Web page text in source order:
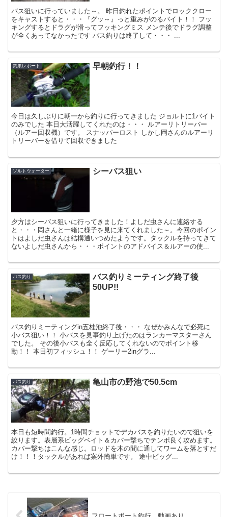
バス狙いに行っていました～。 昨日釣れたポイントでロッククロー
をキャストすると・・・『グッ～』っと重みがのるバイト！！ フッ
キングするとドラグが滑ってフッキングミス メンテ後でドラグ調整
が全くあってなかったです バス釣りは終了して・・・ ...
釣果レポート 早朝釣行！！
今日は久しぶりに朝一から釣りに行ってきました ジョルトに1バイト
のみでした 本日大活躍してくれたのは・・・ ルアーリトリーバー
（ルアー回収機）です。 スナッパーロスト しかし岡さんのルアーリ
トリーバーを借りて回収できました
ソルトウォーター シーバス狙い
夕方はシーバス狙いに行ってきました！よしだ虫さんに連絡する
と・・・岡さんと一緒に様子を見に来てくれました～。今回のポイン
トはよしだ虫さんは結構通いつめたようです。タックルを持ってきて
ないよしだ虫さんから・・・ポイントのアドバイス＆ルアーの使...
バス釣り
バス釣りミーティング終了後
50UP!!
バス釣りミーティングin五桂池終了後・・・ なぜかみんなで必死に
小バス狙い！！ 小バスを見事釣り上げたのはランカーマスターさん
でした。 その後小バスも全く反応してくれないのでポイント移
動！！ 本日初フィッシュ！！ ゲーリー2inグラ...
バス釣り 亀山市の野池で50.5cm
本日も短時間釣行。1時間チョットでデカバスを釣りたいので狙いを
絞ります。表層系ビッグベイト＆カバー撃ちでテンポ良く攻めます。
カバー撃ちはこんな感じ。ロッドを木の間に通してワームを落とすだ
け！！！タックルがあれば案外簡単です。 途中ビッグ...